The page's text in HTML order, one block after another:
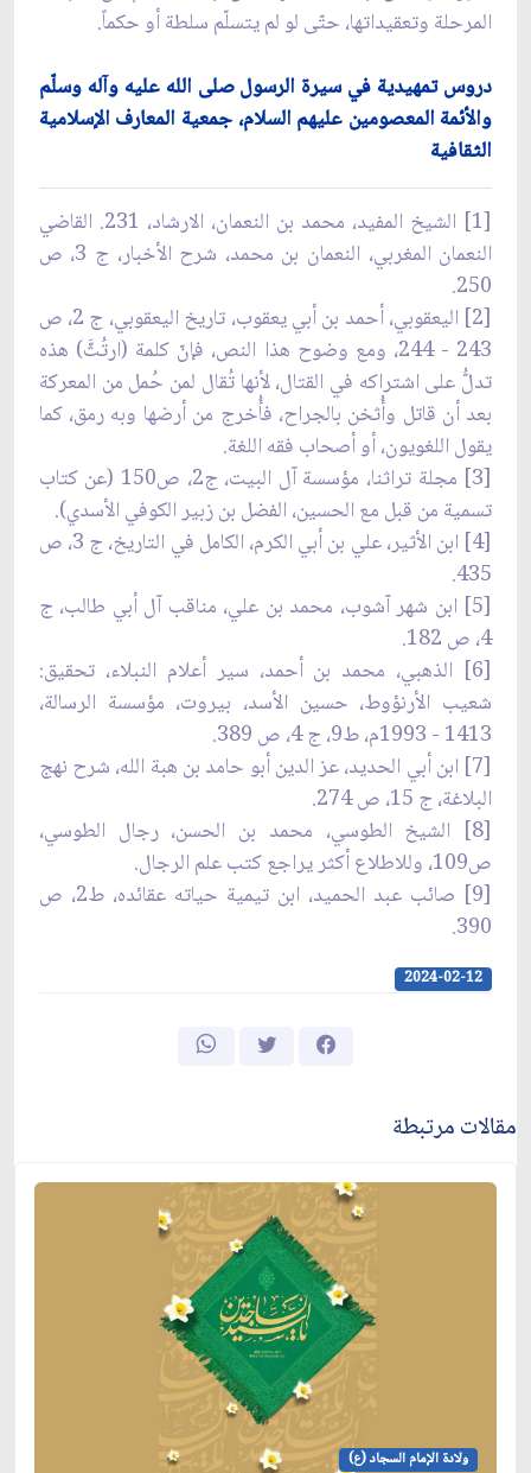
المرحلة وتعقيداتها، حتّى لو لم يتسلّم سلطة أو حكماً.
دروس تمهيدية في سيرة الرسول صلى الله عليه وآله وسلّم
والأئمة المعصومين عليهم السلام، جمعية المعارف الإسلامية
الثقافية
[1] الشيخ المفيد، محمد بن النعمان، الارشاد، 231. القاضي
النعمان المغربي، النعمان بن محمد، شرح الأخبار، ج 3، ص
250.
[2] اليعقوبي، أحمد بن أبي يعقوب، تاريخ اليعقوبي، ج 2، ص
243 - 244، ومع وضوح هذا النص، فإنّ كلمة (ارتُثَّ) هذه
تدلُّ على اشتراكه في القتال، لأنها تُقال لمن حُمل من المعركة
بعد أن قاتل وأُثخن بالجراح، فأُخرج من أرضها وبه رمق، كما
يقول اللغويون، أو أصحاب فقه اللغة.
[3] مجلة تراثنا، مؤسسة آل البيت، ج2، ص150 (عن كتاب
تسمية من قبل مع الحسين، الفضل بن زبير الكوفي الأسدي).
[4] ابن الأثير، علي بن أبي الكرم، الكامل في التاريخ، ج 3، ص
435.
[5] ابن شهر آشوب، محمد بن علي، مناقب آل أبي طالب، ج
4، ص 182.
[6] الذهبي، محمد بن أحمد، سير أعلام النبلاء، تحقيق:
شعيب الأرنؤوط، حسين الأسد، بيروت، مؤسسة الرسالة،
1413 - 1993م، ط9، ج 4، ص 389.
[7] ابن أبي الحديد، عز الدين أبو حامد بن هبة الله، شرح نهج
البلاغة، ج 15، ص 274.
[8] الشيخ الطوسي، محمد بن الحسن، رجال الطوسي،
ص109، وللاطلاع أكثر يراجع كتب علم الرجال.
[9] صائب عبد الحميد، ابن تيمية حياته عقائده، ط2، ص
390.
2024-02-12
مقالات مرتبطة
ولادة الإمام السجاد (ع)